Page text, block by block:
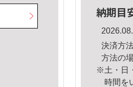
納期目
決済方
方法の
※土・日
時間を